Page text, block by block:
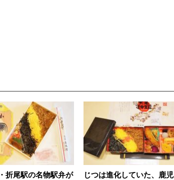
折尾駅の名物駅弁が
じつは進化していた、鹿